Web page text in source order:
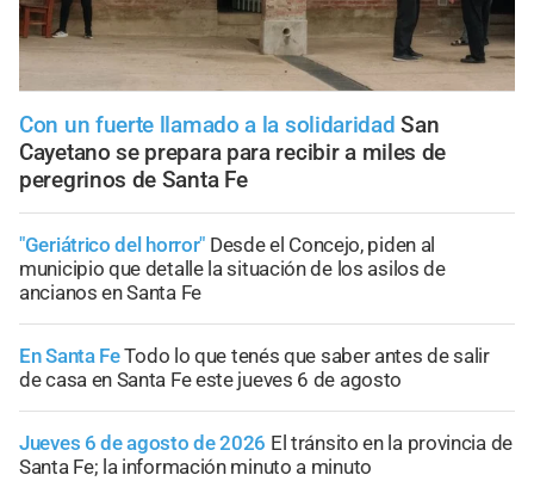
Con un fuerte llamado a la solidaridad San
Cayetano se prepara para recibir a miles de
peregrinos de Santa Fe
"Geriátrico del horror" Desde el Concejo, piden al
municipio que detalle la situación de los asilos de
ancianos en Santa Fe
En Santa FeTodo lo que tenés que saber antes de salir
de casa en Santa Fe este jueves 6 de agosto
Jueves 6 de agosto de 2026 El tránsito en la provincia de
Santa Fe; la información minuto a minuto